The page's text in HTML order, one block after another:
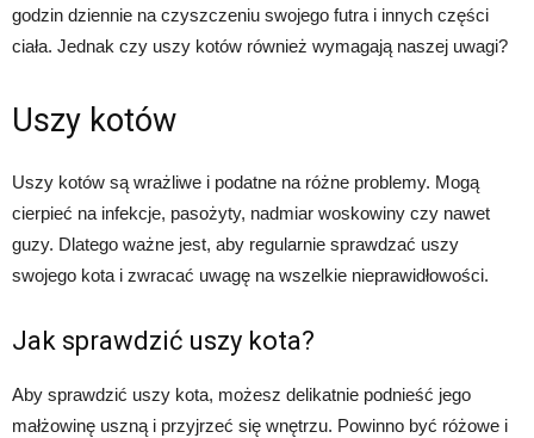
godzin dziennie na czyszczeniu swojego futra i innych części
ciała. Jednak czy uszy kotów również wymagają naszej uwagi?
Uszy kotów
Uszy kotów są wrażliwe i podatne na różne problemy. Mogą
cierpieć na infekcje, pasożyty, nadmiar woskowiny czy nawet
guzy. Dlatego ważne jest, aby regularnie sprawdzać uszy
swojego kota i zwracać uwagę na wszelkie nieprawidłowości.
Jak sprawdzić uszy kota?
Aby sprawdzić uszy kota, możesz delikatnie podnieść jego
małżowinę uszną i przyjrzeć się wnętrzu. Powinno być różowe i